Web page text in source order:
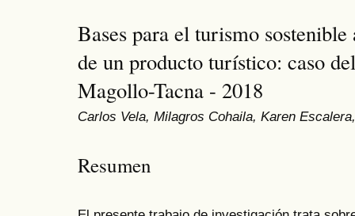
Bases para el turismo
de un producto turístico: caso
Magollo-Tacna - 2018
Carlos Vela, Milagros Cohaila, Karen
Resumen